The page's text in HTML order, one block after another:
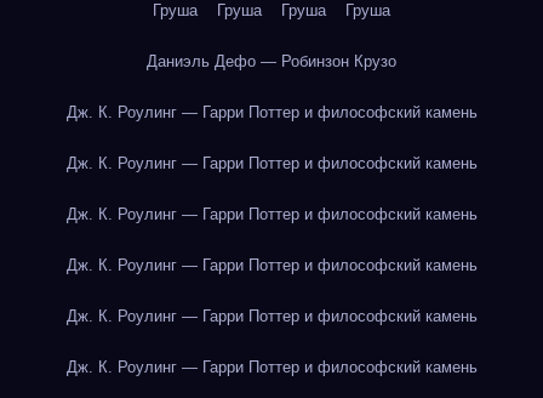
Груша Груша Груша Груша
Даниэль Дефо — Робинзон Крузо
Дж. К. Роулинг — Гарри Поттер и философский камень
Дж. К. Роулинг — Гарри Поттер и философский камень
Дж. К. Роулинг — Гарри Поттер и философский камень
Дж. К. Роулинг — Гарри Поттер и философский камень
Дж. К. Роулинг — Гарри Поттер и философский камень
Дж. К. Роулинг — Гарри Поттер и философский камень